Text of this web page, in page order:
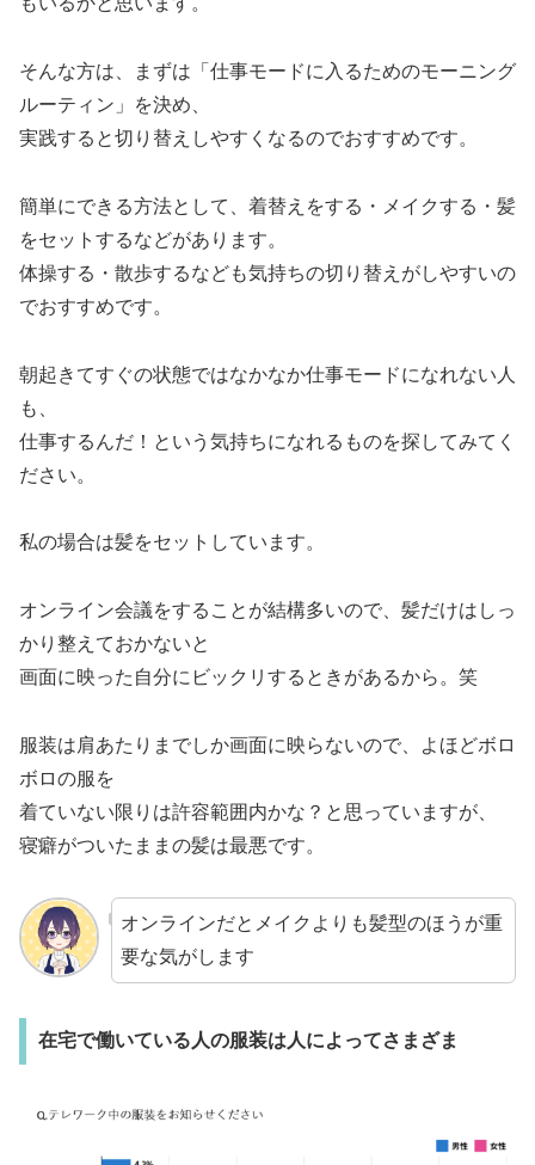
そんな方は、まずは「仕事モードに入るためのモーニング
ルーティン」を決め、
実践すると切り替えしやすくなるのでおすすめです。
簡単にできる方法として、着替えをする・メイクする・髪
をセットするなどがあります。
体操する・散歩するなども気持ちの切り替えがしやすいの
でおすすめです。
朝起きてすぐの状態ではなかなか仕事モードになれない人
も、
仕事するんだ！という気持ちになれるものを探してみてく
ださい。
私の場合は髪をセットしています。
オンライン会議をすることが結構多いので、髪だけはしっ
かり整えておかないと
画面に映った自分にビックリするときがあるから。笑
服装は肩あたりまでしか画面に映らないので、よほどボロ
ボロの服を
着ていない限りは許容範囲内かな？と思っていますが、
寝癖がついたままの髪は最悪です。
オンラインだとメイクよりも髪型のほうが重
要な気がします
在宅で働いている人の服装は人によってさまざま